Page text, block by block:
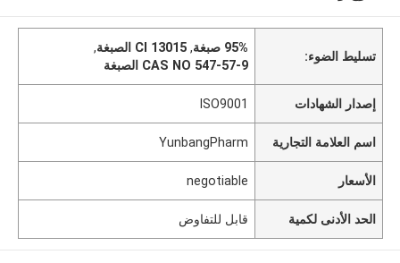
تسليط الضوء:
95% صبغة ,CI 13015 الصبغة
,
CAS NO 547-57-9 الصبغة
إصدار الشهادات ISO9001
اسم العلامة التجارية YunbangPharm
الأسعار negotiable
الحد الأدنى لكمية قابل للتفاوض